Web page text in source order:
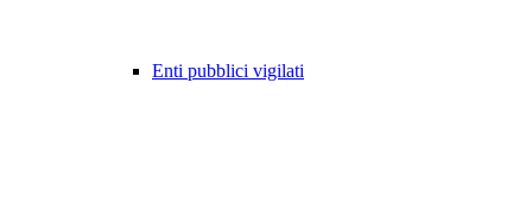
Enti pubblici vigilati